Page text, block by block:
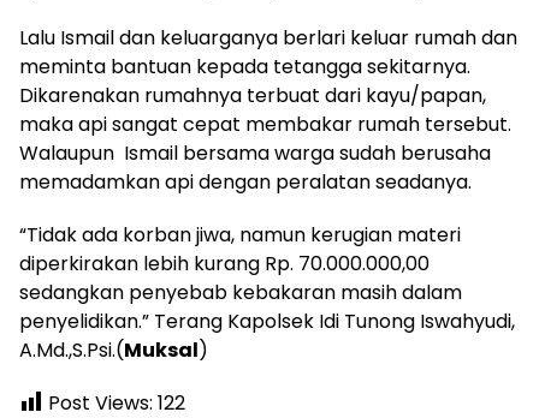
Lalu Ismail dan keluarganya berlari keluar rumah dan
meminta bantuan kepada tetangga sekitarnya.
Dikarenakan rumahnya terbuat dari kayu/papan,
maka api sangat cepat membakar rumah tersebut.
Walaupun Ismail bersama warga sudah berusaha
memadamkan api dengan peralatan seadanya.
“Tidak ada korban jiwa, namun kerugian materi
diperkirakan lebih kurang Rp. 70.000.000,00
sedangkan penyebab kebakaran masih dalam
penyelidikan.” Terang Kapolsek Idi Tunong Iswahyudi,
A.Md.,S.Psi.(Muksal)
Post Views: 122